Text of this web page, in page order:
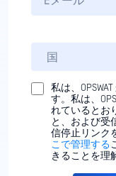
私は、
す。私は、
れているとお
と、および受
信停止リンク
こで管理する
きることを理